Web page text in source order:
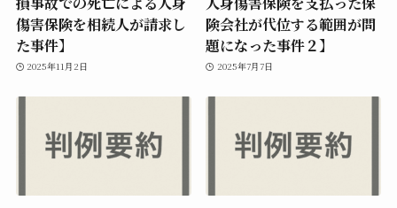
傷害保険を相続人が請求し
た事件】
2025年11月2日
険会社が代位する範囲が問
題になった事件２】
2025年7月7日